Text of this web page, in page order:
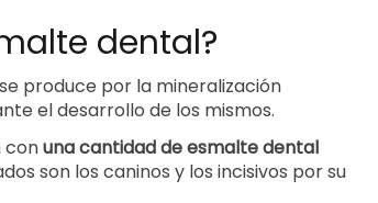
dental?
produce por la mineralización
el desarrollo de los mismos.
conuna cantidad de esmalte dental
son los caninos y los incisivos por su